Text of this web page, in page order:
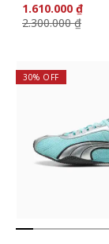
1.610.000 ₫
2.300.000 ₫
30% OFF